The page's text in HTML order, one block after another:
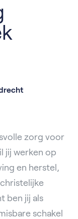
zorg voor
jij werken op
en herstel,
ben jij als
schakel